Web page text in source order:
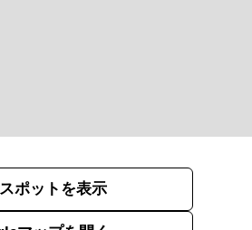
ポットを表示